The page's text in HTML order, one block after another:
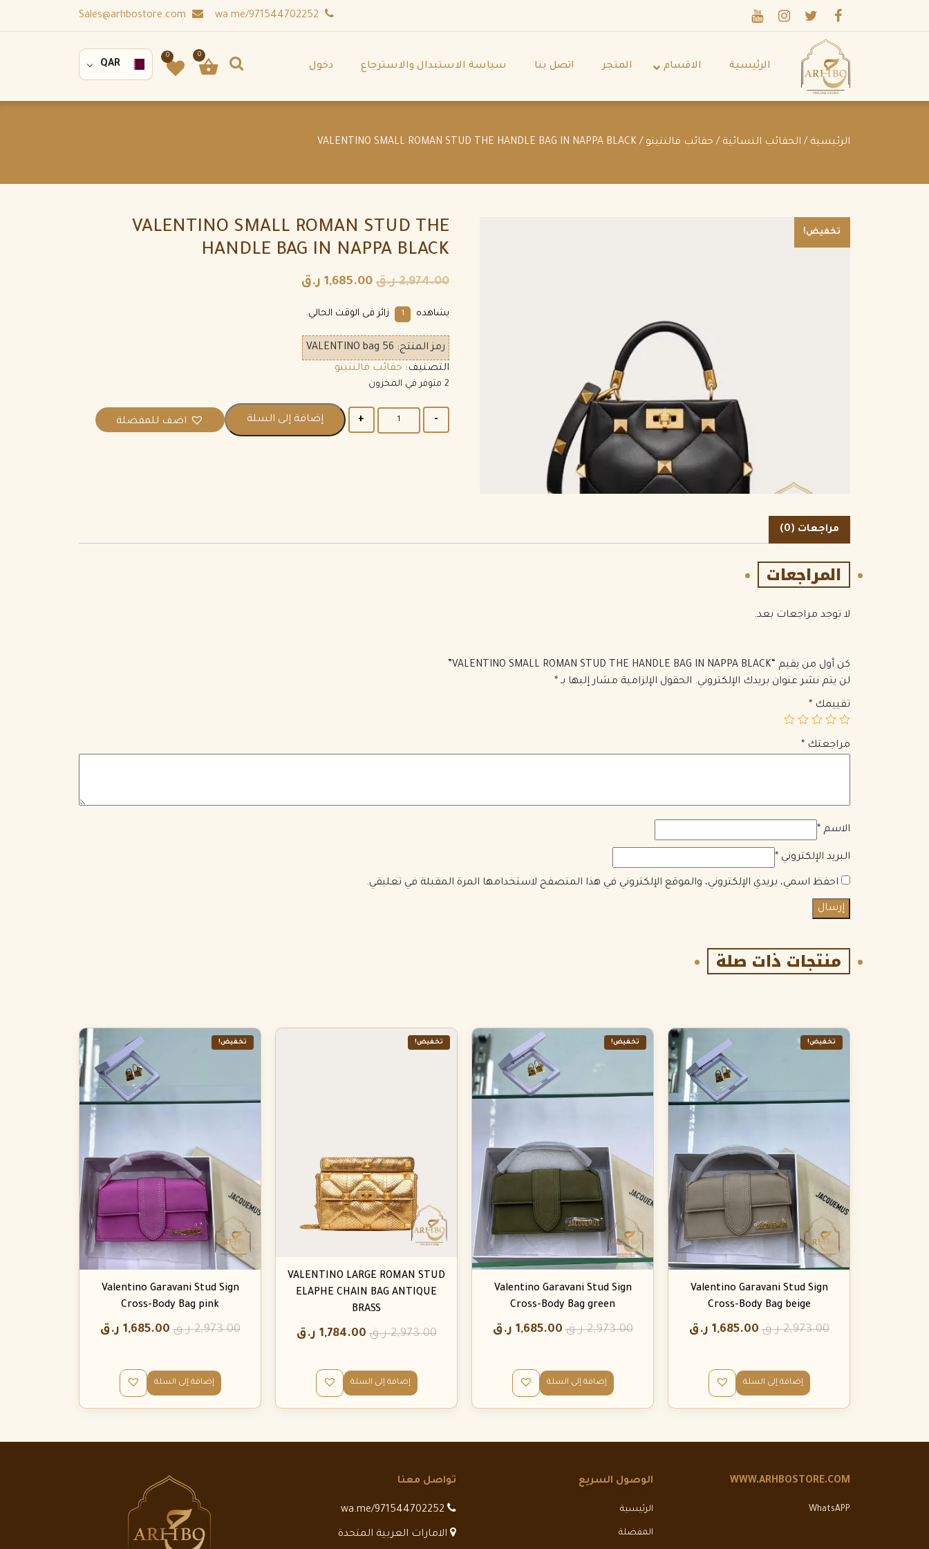
الرئيسية الاقسام المتجر اتصل بنا سياسة الاستبدال والاسترجاع دخول
0
0
QAR
الرئيسية / الحقائب النسائية / حقائب فالنتينو / VALENTINO SMALL ROMAN STUD THE HANDLE BAG IN NAPPA BLACK
تخفيض!
VALENTINO SMALL ROMAN STUD THE
HANDLE BAG IN NAPPA BLACK
2,974.00 ر.ق 1,685.00 ر.ق
يشاهده 1 زائر فى الوقت الحالي.
رمز المنتج: VALENTINO bag 56
التصنيف: حقائب فالنتينو
2 متوفر في المخزون
إضافة إلى السلة اضف للمفضلة
مراجعات (0)
المراجعات
لا توجد مراجعات بعد.
كن أول من يقيم “VALENTINO SMALL ROMAN STUD THE HANDLE BAG IN NAPPA BLACK”
لن يتم نشر عنوان بريدك الإلكتروني. الحقول الإلزامية مشار إليها بـ *
تقييمك *
مراجعتك *
الاسم *
البريد الإلكتروني *
احفظ اسمي، بريدي الإلكتروني، والموقع الإلكتروني في هذا المتصفح لاستخدامها المرة المقبلة في تعليقي.
منتجات ذات صلة
تخفيض!
Valentino Garavani Stud Sign
Cross-Body Bag beige
2,973.00 ر.ق 1,685.00 ر.ق
إضافة إلى السلة
تخفيض!
Valentino Garavani Stud Sign
Cross-Body Bag green
2,973.00 ر.ق 1,685.00 ر.ق
إضافة إلى السلة
تخفيض!
VALENTINO LARGE ROMAN STUD
ELAPHE CHAIN BAG ANTIQUE
BRASS
2,973.00 ر.ق 1,784.00 ر.ق
إضافة إلى السلة
تخفيض!
Valentino Garavani Stud Sign
Cross-Body Bag pink
2,973.00 ر.ق 1,685.00 ر.ق
إضافة إلى السلة
WWW.ARHBOSTORE.COM
WhatsAPP
الوصول السريع
الرئيسية
المفضلة
تواصل معنا
الامارات العربية المتحدة